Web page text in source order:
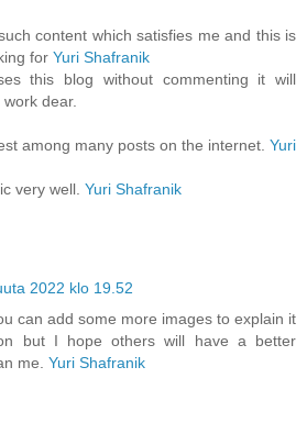
content which satisfies me and this is
for Yuri Shafranik
this blog without commenting it will
dear.
among many posts on the internet. Yuri
very well. Yuri Shafranik
2022 klo 19.52
can add some more images to explain it
but I hope others will have a better
me. Yuri Shafranik